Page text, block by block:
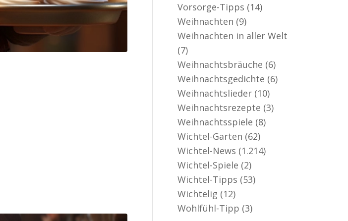
Vorsorge-Tipps (14)
Weihnachten (9)
Weihnachten in aller Welt
(7)
Weihnachtsbräuche (6)
Weihnachtsgedichte (6)
Weihnachtslieder (10)
Weihnachtsrezepte (3)
Weihnachtsspiele (8)
Wichtel-Garten (62)
Wichtel-News (1.214)
Wichtel-Spiele (2)
Wichtel-Tipps (53)
Wichtelig (12)
Wohlfühl-Tipp (3)